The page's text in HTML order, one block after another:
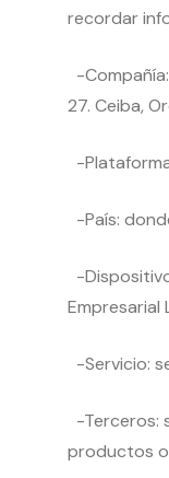
recordar
-
27. Ceiba,
-
-País:
-
Empresarial
-Servicio:
-Terceros:
productos o